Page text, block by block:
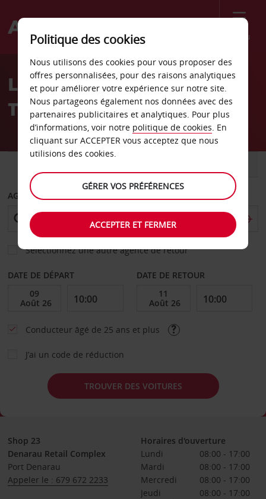
Menu
Welcome
AvisLocation de voiture Golf
Terraces
AGENCE DE DÉPART
Sélectionnez une autre agence de retour
DATE DE DÉPART DATE DE RETOUR
Conducteur âgé de 25 ans et plus
J’ai un code de réduction
TROUVER DES VOITURES
Shop 23
Denarau Retail Complex
Port Denarau
Appeler le : 679 672 2233
Horaires d'ouverture
Lundi
08:00 - 17:00
Mardi
08:00 - 17:00
Mercredi
08:00 - 17:00
Jeudi
08:00 - 17:00
Politique des cookies
Nous utilisons des cookies pour vous proposer des
offres personnalisées, pour des raisons analytiques
et pour améliorer votre expérience sur notre site.
Nous partageons également nos données avec des
partenaires publicitaires et analytiques. Pour plus
d’informations, voir notre politique de cookies. En
cliquant sur ACCEPTER vous acceptez que nous
utilisions des cookies.
GÉRER VOS PRÉFÉRENCES
ACCEPTER ET FERMER